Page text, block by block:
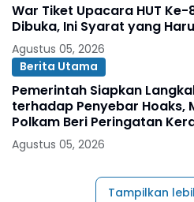
War Tiket Upacara HUT Ke-
Dibuka, Ini Syarat yang
Agustus 05, 2026
Berita Utama
Pemerintah Siapkan
terhadap Penyebar Hoaks,
Polkam Beri Peringatan
Agustus 05, 2026
Tampilkan